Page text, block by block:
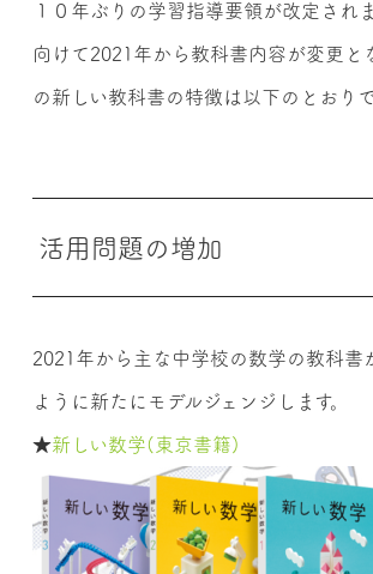
１０年ぶりの学習指導要領が改定され
向けて2021年から教科書内容が変更と
の新しい教科書の特徴は以下のとおりで
活用問題の増加
2021年から主な中学校の数学の教科書
ように新たにモデルジェンジします。
★新しい数学(東京書籍)